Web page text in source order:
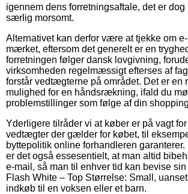
igennem dens forretningsaftale, det er
særlig morsomt.
Alternativet kan derfor være at tjekke om
mærket, eftersom det generelt er en
forretningen følger dansk lovgivning,
virksomheden regelmæssigt efterses af
forstår vedtægterne på området. Det er en
mulighed for en håndsrækning, ifald du
problemstillinger som følge af din
Yderligere tilråder vi at køber er på vagt
vedtægter der gælder for købet, til
byttepolitik online forhandleren
er det også essesentielt, at man altid
e-mail, så man til enhver tid kan bevise
Flash White – Top Størrelse: Small,
indkøb til en voksen eller et barn.